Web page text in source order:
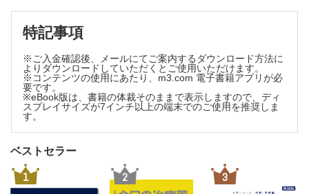
12 その他の関係法規
①個人情報の保護に関する法律
3 社会保障制度
1 社会保障
①社会保障制度/②社会保障の3 つの機能
2 社会保険
①現在の日本の「社会保険制度」/②公的年金/③公的年金制度の仕組
み/
④雇用保険制度の仕組み/⑤労働災害補償制度の仕組み/
①医療保険の目的と意義/②国民医療費の定義/③保険診療の概要/
4 柔道整復師業務における療養費
①医療費/②柔道整復療養費
①精神保健および精神障害者福祉に関する法律/②入院・外来
疾病別割合/③精神の病気/④精神保健福祉法による入院形態
12 地域保健と国際保健
①地域保健活動/②保健に関する国際協力と世界保健機関/③
プライマリ・ヘルス・ケア（PHC）の展開
⑤健康づくり
①疫学とは/②疫学の意義/③方法（疫学の特徴）/④調査対象/
特記事項
※ご入金確認後、メールにてご案内するダウンロード方法に
よりダウンロードしていただくとご使用いただけます。
※コンテンツの使用にあたり、m3.com 電子書籍アプリが必
要です。
※eBook版は、書籍の体裁そのままで表示しますので、ディ
スプレイサイズが7インチ以上の端末でのご使用を推奨しま
す。
ベストセラー
1 2 3